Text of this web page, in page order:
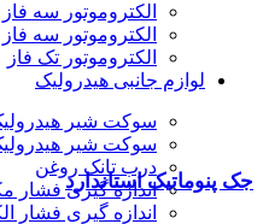
الکتروموتور سه فاز 1400 دور
الکتروموتور سه فاز 900 دور
الکتروموتور تک فاز
لوازم جانبی هیدرولیک
سوکت شیر هیدرولیک ۲۴
سوکت شیر هیدرولیک ۲۲۰
درب تانک روغن
اندازه گیری فشار
اندازه گیری فشار
جک پنوماتیک استاندارد